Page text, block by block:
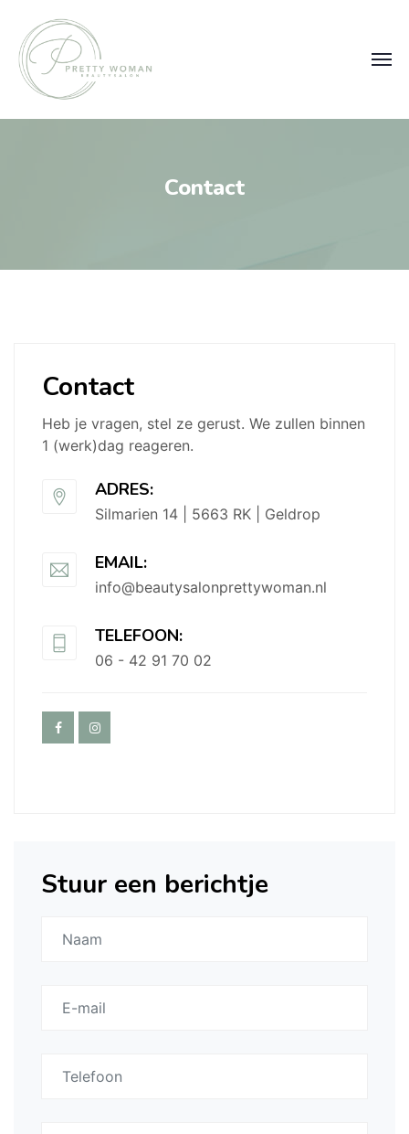
Contact
Contact
Heb je vragen, stel ze gerust. We zullen binnen
1 (werk)dag reageren.
ADRES:
Silmarien 14 | 5663 RK | Geldrop
EMAIL:
info@beautysalonprettywoman.nl
TELEFOON:
06 - 42 91 70 02
Stuur een berichtje